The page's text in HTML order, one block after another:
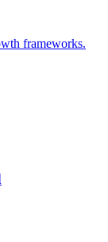
frameworks.